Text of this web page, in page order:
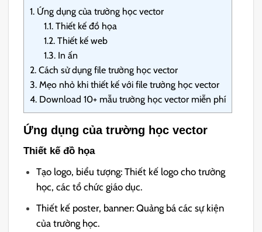
1. Ứng dụng của trường học vector
1.1. Thiết kế đồ họa
1.2. Thiết kế web
1.3. In ấn
2. Cách sử dụng file trường học vector
3. Mẹo nhỏ khi thiết kế với file trường học vector
4. Download 10+ mẫu trường học vector miễn phí
Ứng dụng của trường học vector
Thiết kế đồ họa
Tạo logo, biểu tượng: Thiết kế logo cho trường
học, các tổ chức giáo dục.
Thiết kế poster, banner: Quảng bá các sự kiện
của trường học.